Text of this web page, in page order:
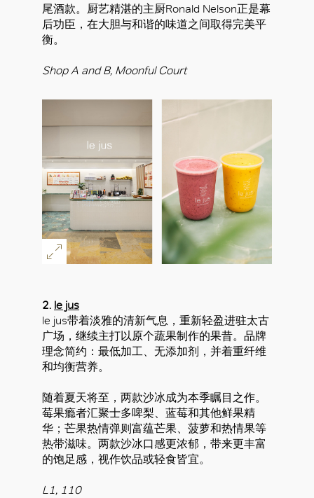
尾酒款。厨艺精湛的主厨Ronald Nelson正是幕
后功臣，在大胆与和谐的味道之间取得完美平
衡。
Shop A and B, Moonful Court
2. le jus
le jus带着淡雅的清新气息，重新轻盈进驻太古
广场，继续主打以原个蔬果制作的果昔。品牌
理念简约：最低加工、无添加剂，并着重纤维
和均衡营养。
随着夏天将至，两款沙冰成为本季瞩目之作。
莓果瘾者汇聚士多啤梨、蓝莓和其他鲜果精
华；芒果热情弹则富蕴芒果、菠萝和热情果等
热带滋味。两款沙冰口感更浓郁，带来更丰富
的饱足感，视作饮品或轻食皆宜。
L1, 110
好